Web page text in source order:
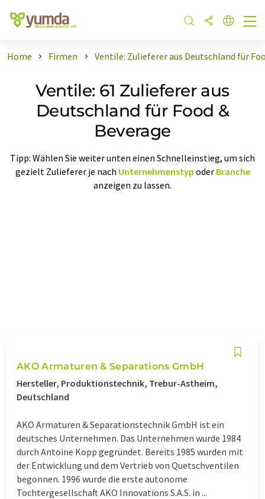
Home Firmen Ventile: Zulieferer aus Deutschland für
Ventile: 61 Zulieferer aus
Deutschland für Food &
Beverage
Tipp: Wählen Sie weiter unten einen Schnelleinstieg, um sich
gezielt Zulieferer je nach Unternehmenstyp oder Branche
anzeigen zu lassen.
AKO Armaturen & Separations GmbH
Hersteller, Produktionstechnik, Trebur-Astheim,
Deutschland
AKO Armaturen & Separationstechnik GmbH ist ein
deutsches Unternehmen. Das Unternehmen wurde 1984
durch Antoine Kopp gegründet. Bereits 1985 wurden mit
der Entwicklung und dem Vertrieb von Quetschventilen
begonnen. 1996 wurde die erste autonome
Tochtergesellschaft AKO Innovations S.A.S. in ...